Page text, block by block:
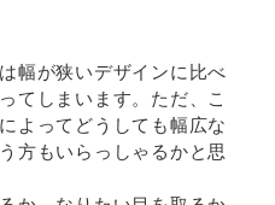
幅が狭いデザインに比べ
てしまいます。ただ、こ
よってどうしても幅広な
方もいらっしゃるかと思